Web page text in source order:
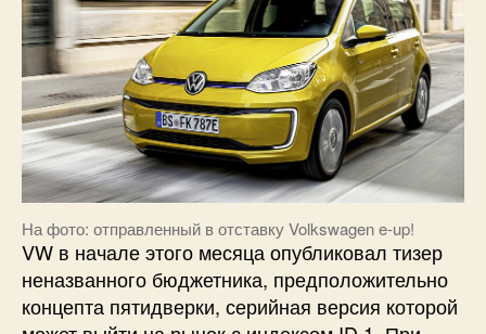
На фото: отправленный в отставку Volkswagen e-up!
VW в начале этого месяца опубликовал тизер
неназванного бюджетника, предположительно
концепта пятидверки, серийная версия которой